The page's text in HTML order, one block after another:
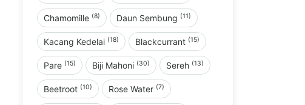
Chamomille (8) Daun Sembung (11)
Kacang Kedelai (18) Blackcurrant (15)
Pare (15) Biji Mahoni (30) Sereh (13)
Beetroot (10) Rose Water (7)